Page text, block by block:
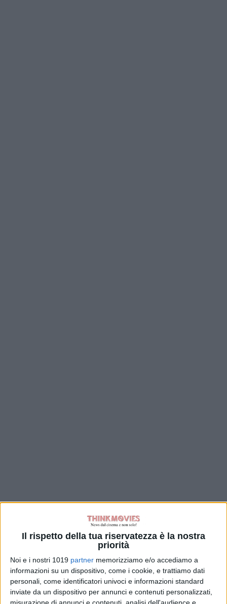
Il rispetto della tua riservatezza è la nostra
priorità
Noi e i nostri 1019 partner memorizziamo e/o accediamo a
informazioni su un dispositivo, come i cookie, e trattiamo dati
personali, come identificatori univoci e informazioni standard
inviate da un dispositivo per annunci e contenuti personalizzati,